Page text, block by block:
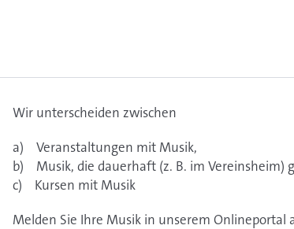
Wir unterscheiden zwischen
a) Veranstaltungen mit Musik,
b) Musik, die dauerhaft (z. B. im Vereinsheim)
c) Kursen mit Musik
Melden Sie Ihre Musik in unserem Onlineportal